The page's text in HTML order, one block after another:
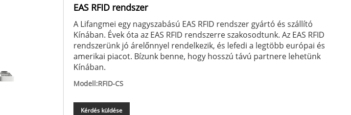
EAS RFID rendszer
A Lifangmei egy nagyszabású EAS RFID rendszer gyártó és szállító
Kínában. Évek óta az EAS RFID rendszerre szakosodtunk. Az EAS RFID
rendszerünk jó árelőnnyel rendelkezik, és lefedi a legtöbb európai és
amerikai piacot. Bízunk benne, hogy hosszú távú partnere lehetünk
Kínában.
Modell:RFID-CS
Kérdés küldése